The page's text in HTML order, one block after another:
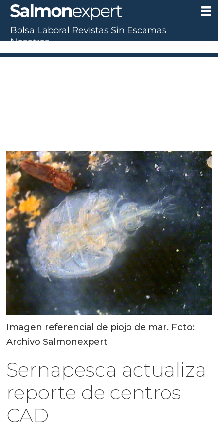
Imagen referencial de piojo de mar. Foto:
Archivo Salmonexpert
Sernapesca actualiza
reporte de centros
CAD
Bolsa Laboral Revistas Sin Escamas
Nosotros